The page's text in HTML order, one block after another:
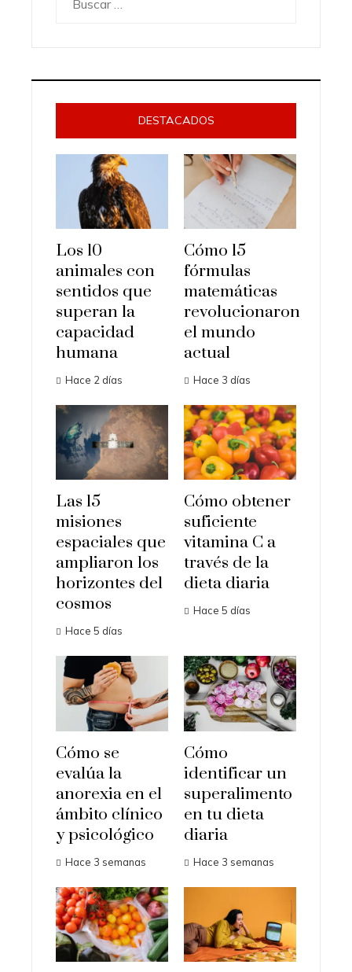
DESTACADOS
Los 10
animales con
sentidos que
superan la
capacidad
humana
Hace 2 días
Cómo 15
fórmulas
matemáticas
revolucionaron
el mundo
actual
Hace 3 días
Las 15
misiones
espaciales que
ampliaron los
horizontes del
cosmos
Hace 5 días
Cómo obtener
suficiente
vitamina C a
través de la
dieta diaria
Hace 5 días
Cómo se
evalúa la
anorexia en el
ámbito clínico
y psicológico
Hace 3 semanas
Cómo
identificar un
superalimento
en tu dieta
diaria
Hace 3 semanas